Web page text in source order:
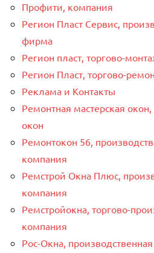
Профити, компания
Регион Пласт Сервис,
фирма
Регион пласт, торгово-
Регион Пласт, торгово-
Реклама и Контакты
Ремонтная мастерская
окон
Ремонтокон 56,
компания
Ремстрой Окна Плюс,
компания
Ремстройокна, торгово-
компания
Рос-Окна,